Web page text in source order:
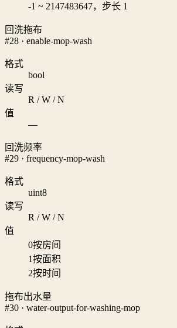
-1 ~ 2147483647，步长 1
回洗拖布
#28 · enable-mop-wash
格式
bool
读写
R / W / N
值
—
回洗频率
#29 · frequency-mop-wash
格式
uint8
读写
R / W / N
值
0按房间
1按面积
2按时间
拖布出水量
#30 · water-output-for-washing-mop